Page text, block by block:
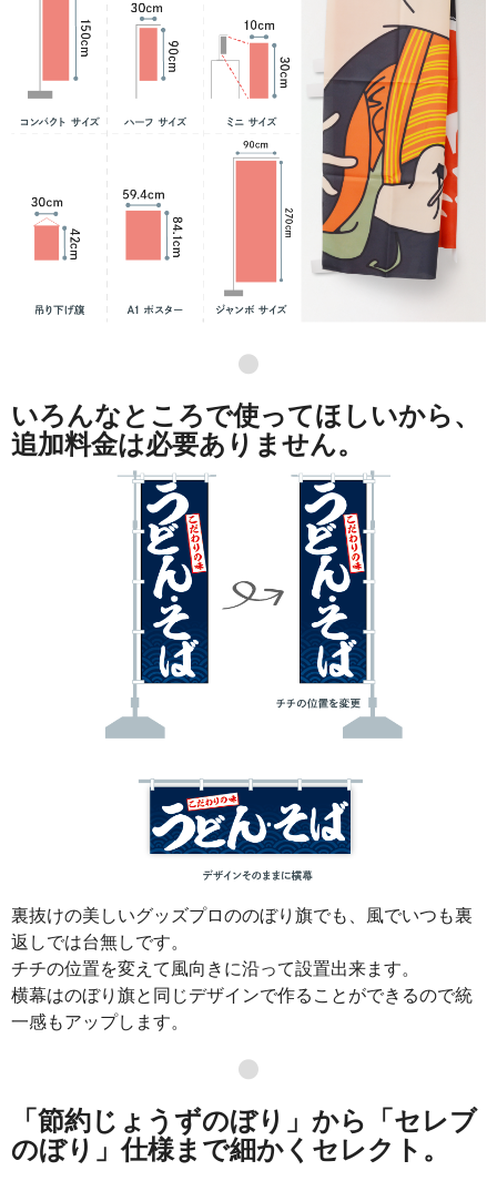
●
いろんなところで使ってほしいから、
追加料金は必要ありません。
裏抜けの美しいグッズプロののぼり旗でも、風でいつも裏
返しでは台無しです。
チチの位置を変えて風向きに沿って設置出来ます。
横幕はのぼり旗と同じデザインで作ることができるので統
一感もアップします。
●
「節約じょうずのぼり」から「セレブ
のぼり」仕様まで細かくセレクト。